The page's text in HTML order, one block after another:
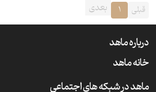
قبلی 1 بعدی
درباره ماهد
خانه ماهد
ماهد در شبکه های اجتماعی